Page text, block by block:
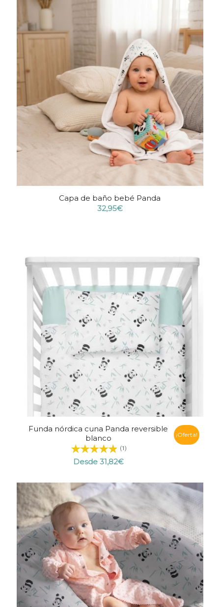
Capa de baño bebé Panda
32,95€
Funda nórdica cuna Panda reversible
blanco
(1)
Desde 31,82€
¡Oferta!